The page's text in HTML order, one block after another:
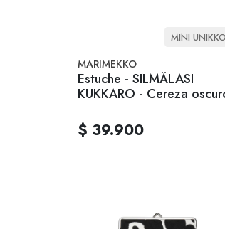
MINI UNIKKO
MARIMEKKO
Estuche - SILMÄLASI
KUKKARO - Cereza
$ 39.900